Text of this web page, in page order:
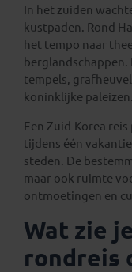
In het zuiden
kustpaden. Rond
het tempo naar
tempels,
koninklijke paleizen.
Een Zuid-Korea
tijdens één
steden. De
maar ook ruimte
ontmoetingen en
Wat zie
rondreis